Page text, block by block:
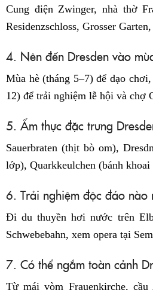
Cung điện Zwinger, nhà thờ
Residenzschloss, Grosser
4. Nên đến Dresden vào
Mùa hè (tháng 5–7) để dạo
12) để trải nghiệm lễ hội và chợ
5. Ẩm thực đặc trưng
Sauerbraten (thịt bò om),
lớp), Quarkkeulchen (bánh
6. Trải nghiệm độc đáo nào
Đi du thuyền hơi nước trên
Schwebebahn, xem opera tại
7. Có thể ngắm toàn cảnh
Từ mái vòm Frauenkirche, cầu